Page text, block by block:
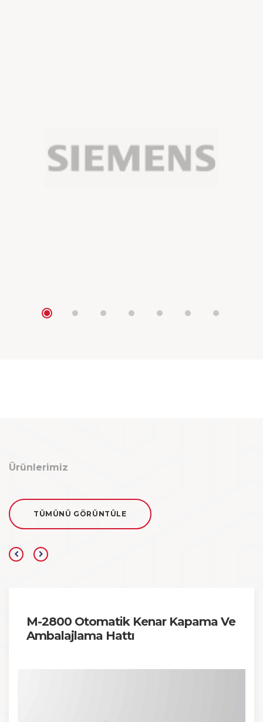
Ürünlerimiz
TÜMÜNÜ GÖRÜNTÜLE
M-2800 Otomatik Kenar Kapama Ve
Ambalajlama Hattı